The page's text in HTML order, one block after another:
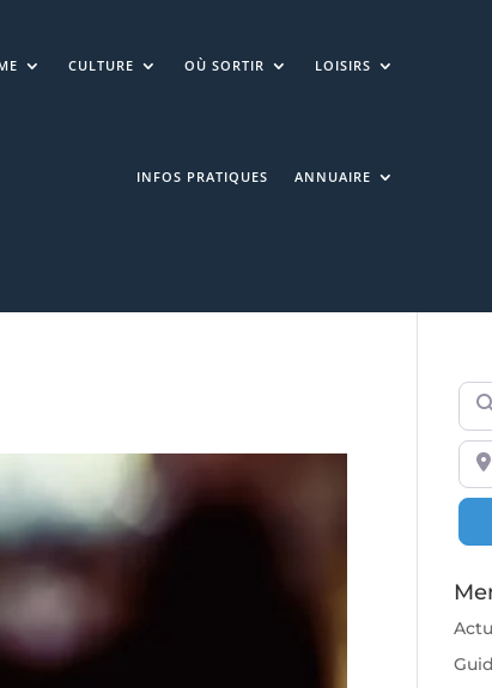
CULTURE OÙ SORTIR LOISIRS
INFOS PRATIQUES ANNUAIRE
Actu